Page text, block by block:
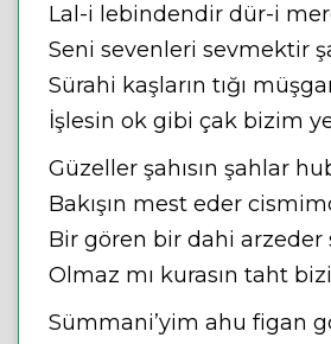
Lal-i lebindendir dür-i
Seni sevenleri sevmektir
Sürahi kaşların tığı
İşlesin ok gibi çak bizim
Güzeller şahısın şahlar
Bakışın mest eder
Bir gören bir dahi arzeder
Olmaz mı kurasın taht
Sümmani’yim ahu figan